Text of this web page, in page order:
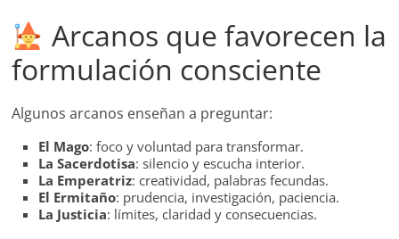
Arcanos que favorecen la
formulación consciente
Algunos arcanos enseñan a preguntar:
El Mago: foco y voluntad para transformar.
La Sacerdotisa: silencio y escucha interior.
La Emperatriz: creatividad, palabras fecundas.
El Ermitaño: prudencia, investigación, paciencia.
La Justicia: límites, claridad y consecuencias.